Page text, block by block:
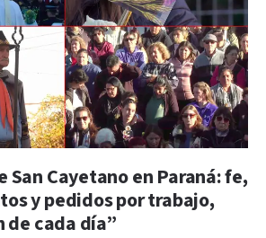
San Cayetano en Paraná: fe,
y pedidos por trabajo,
de cada día”